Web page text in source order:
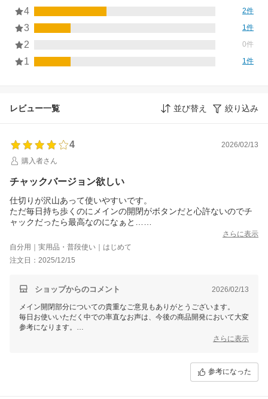
4 2件
3 1件
2 0件
1 1件
レビュー一覧 並び替え 絞り込み
4
2026/02/13
購入者さん
チャックバージョン欲しい
仕切りが沢山あって使いやすいです。
ただ毎日持ち歩くのにメインの開閉がボタンだと心許ないのでチ
ャックだったら最高なのになぁと…
価格多少上がってもチャックバージョン作っていただけたら嬉し
いです。ご検討よろしくお願いします！
さらに表示
自分用｜実用品・普段使い｜はじめて
注文日：2025/12/15
ショップからのコメント 2026/02/13
メイン開閉部分についての貴重なご意見もありがとうございます。
毎日お使いいただく中での率直なお声は、今後の商品開発において大変
参考になります。
今後ともよりご満足いただける商品づくりに努めてまいりますので、ど
さらに表示
参考になった